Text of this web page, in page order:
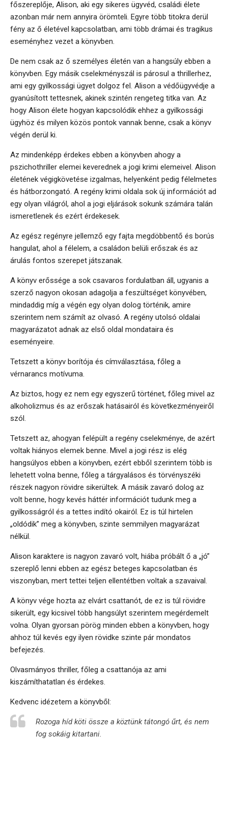
főszereplője, Alison, aki egy sikeres ügyvéd, családi élete
azonban már nem annyira örömteli. Egyre több titokra derül
fény az ő életével kapcsolatban, ami több drámai és tragikus
eseményhez vezet a könyvben.
De nem csak az ő személyes életén van a hangsúly ebben a
könyvben. Egy másik cselekményszál is párosul a thrillerhez,
ami egy gyilkossági ügyet dolgoz fel. Alison a védőügyvédje a
gyanúsított tettesnek, akinek szintén rengeteg titka van. Az
hogy Alison élete hogyan kapcsolódik ehhez a gyilkossági
ügyhöz és milyen közös pontok vannak benne, csak a könyv
végén derül ki.
Az mindenképp érdekes ebben a könyvben ahogy a
pszichothriller elemei keverednek a jogi krimi elemeivel. Alison
életének végigkövetése izgalmas, helyenként pedig félelmetes
és hátborzongató. A regény krimi oldala sok új információt ad
egy olyan világról, ahol a jogi eljárások sokunk számára talán
ismeretlenek és ezért érdekesek.
Az egész regényre jellemző egy fajta megdöbbentő és borús
hangulat, ahol a félelem, a családon belüli erőszak és az
árulás fontos szerepet játszanak.
A könyv erőssége a sok csavaros fordulatban áll, ugyanis a
szerző nagyon okosan adagolja a feszültséget könyvében,
mindaddig míg a végén egy olyan dolog történik, amire
szerintem nem számít az olvasó. A regény utolsó oldalai
magyarázatot adnak az első oldal mondataira és
eseményeire.
Tetszett a könyv borítója és címválasztása, főleg a
vérnarancs motívuma.
Az biztos, hogy ez nem egy egyszerű történet, főleg mivel az
alkoholizmus és az erőszak hatásairól és következményeiről
szól.
Tetszett az, ahogyan felépült a regény cselekménye, de azért
voltak hiányos elemek benne. Mivel a jogi rész is elég
hangsúlyos ebben a könyvben, ezért ebből szerintem több is
lehetett volna benne, főleg a tárgyalásos és törvényszéki
részek nagyon rövidre sikerültek. A másik zavaró dolog az
volt benne, hogy kevés háttér információt tudunk meg a
gyilkosságról és a tettes indító okairól. Ez is túl hirtelen
„oldódik” meg a könyvben, szinte semmilyen magyarázat
nélkül.
Alison karaktere is nagyon zavaró volt, hiába próbált ő a „jó”
szereplő lenni ebben az egész beteges kapcsolatban és
viszonyban, mert tettei teljen ellentétben voltak a szavaival.
A könyv vége hozta az elvárt csattanót, de ez is túl rövidre
sikerült, egy kicsivel több hangsúlyt szerintem megérdemelt
volna. Olyan gyorsan pörög minden ebben a könyvben, hogy
ahhoz túl kevés egy ilyen rövidke szinte pár mondatos
befejezés.
Olvasmányos thriller, főleg a csattanója az ami
kiszámíthatatlan és érdekes.
Kedvenc idézetem a könyvből:
Rozoga híd köti össze a köztünk tátongó űrt, és nem
fog sokáig kitartani.